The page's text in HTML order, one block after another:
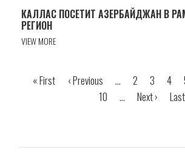
КАЛЛАС ПОСЕТИТ АЗЕРБАЙДЖАН В
РЕГИОН
VIEW MORE
Нумерация
Первая
« First
Предыдущая
страница
‹ Previous … Страница
2 Страница
3 4
Страница
10 …
Следующая
Next ›